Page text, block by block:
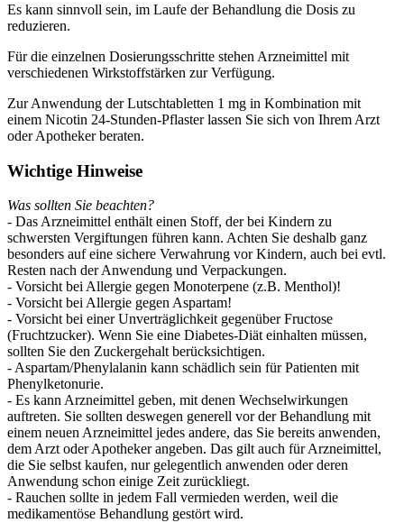
Es kann sinnvoll sein, im Laufe der Behandlung die Dosis zu
reduzieren.
Für die einzelnen Dosierungsschritte stehen Arzneimittel mit
verschiedenen Wirkstoffstärken zur Verfügung.
Zur Anwendung der Lutschtabletten 1 mg in Kombination mit
einem Nicotin 24-Stunden-Pflaster lassen Sie sich von Ihrem Arzt
oder Apotheker beraten.
Wichtige Hinweise
Was sollten Sie beachten?
- Das Arzneimittel enthält einen Stoff, der bei Kindern zu
schwersten Vergiftungen führen kann. Achten Sie deshalb ganz
besonders auf eine sichere Verwahrung vor Kindern, auch bei evtl.
Resten nach der Anwendung und Verpackungen.
- Vorsicht bei Allergie gegen Monoterpene (z.B. Menthol)!
- Vorsicht bei Allergie gegen Aspartam!
- Vorsicht bei einer Unverträglichkeit gegenüber Fructose
(Fruchtzucker). Wenn Sie eine Diabetes-Diät einhalten müssen,
sollten Sie den Zuckergehalt berücksichtigen.
- Aspartam/Phenylalanin kann schädlich sein für Patienten mit
Phenylketonurie.
- Es kann Arzneimittel geben, mit denen Wechselwirkungen
auftreten. Sie sollten deswegen generell vor der Behandlung mit
einem neuen Arzneimittel jedes andere, das Sie bereits anwenden,
dem Arzt oder Apotheker angeben. Das gilt auch für Arzneimittel,
die Sie selbst kaufen, nur gelegentlich anwenden oder deren
Anwendung schon einige Zeit zurückliegt.
- Rauchen sollte in jedem Fall vermieden werden, weil die
medikamentöse Behandlung gestört wird.